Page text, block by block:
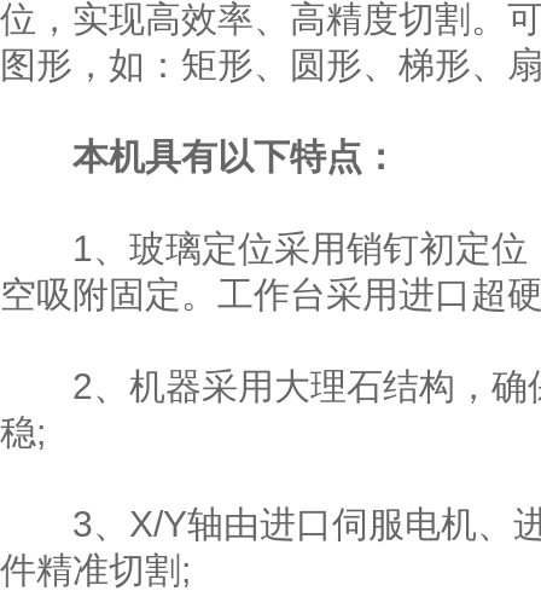
位，实现高效率、高精度切割。
图形，如：矩形、圆形、梯形、
本机具有以下特点：
1、玻璃定位采用销钉初定位
空吸附固定。工作台采用进口超
2、机器采用大理石结构，确
稳;
3、X/Y轴由进口伺服电机、
件精准切割;